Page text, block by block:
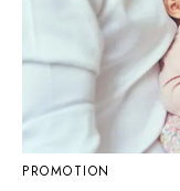
PROMOTION